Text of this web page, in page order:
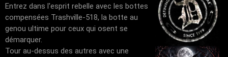
Entrez dans l'esprit rebelle avec les bottes
compensées Trashville-518, la botte au
genou ultime pour ceux qui osent se
démarquer.
Tour au-dessus des autres avec une